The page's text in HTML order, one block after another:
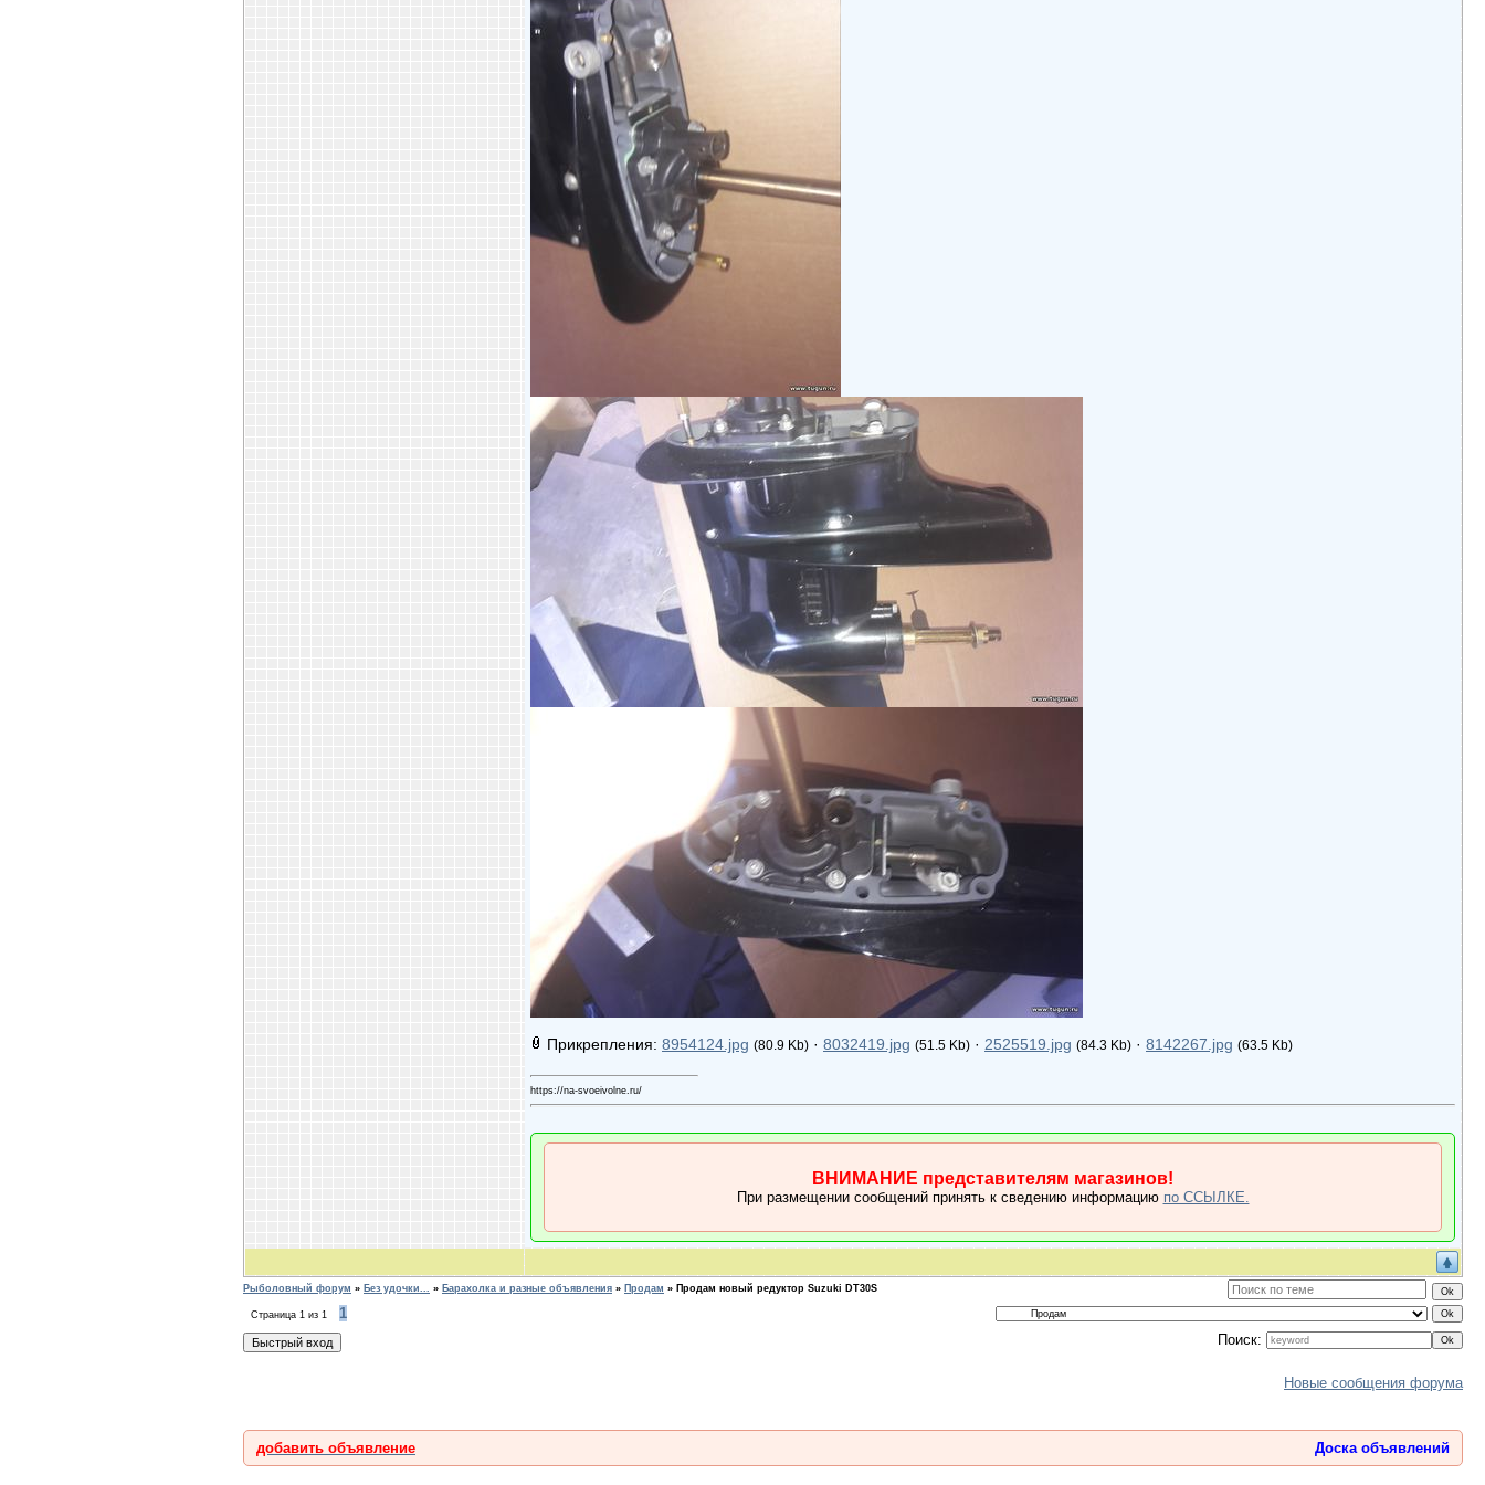
Прикрепления: 8954124.jpg (80.9 Kb) · 8032419.jpg (51.5 Kb) · 2525519.jpg (84.3 Kb) · 8142267.jpg (63.5 Kb)
https://na-svoeivolne.ru/
ВНИМАНИЕ представителям магазинов!
При размещении сообщений принять к сведению информацию по ССЫЛКЕ.
Рыболовный форум » Без удочки... » Барахолка и разные объявления » Продам » Продам новый редуктор Suzuki DT30S
Страница 1 из 1
1
Поиск:
Новые сообщения форума
Доска объявлений
добавить объявление